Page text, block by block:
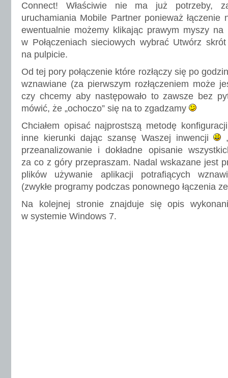
Connect! Właściwie nie ma już potrzeby,
uruchamiania Mobile Partner ponieważ łączenie
ewentualnie możemy klikając prawym myszy na
w Połączeniach sieciowych wybrać Utwórz
na pulpicie.
Od tej pory połączenie które rozłączy się po
wznawiane (za pierwszym rozłączeniem może
czy chcemy aby następowało to zawsze bez
mówić, że „ochoczo” się na to zgadzamy
Chciałem opisać najprostszą metodę
inne kierunki dając szansę Waszej inwencji
przeanalizowanie i dokładne opisanie
za co z góry przepraszam. Nadal wskazane jest
plików używanie aplikacji potrafiących
(zwykłe programy podczas ponownego łączenia
Na kolejnej stronie znajduje się opis
w systemie Windows 7.